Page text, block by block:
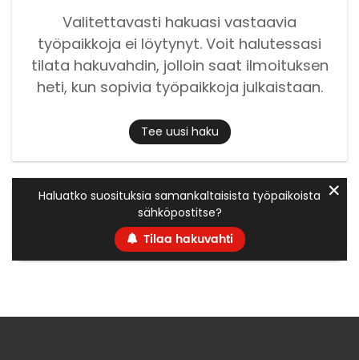
Valitettavasti hakuasi vastaavia
työpaikkoja ei löytynyt. Voit halutessasi
tilata hakuvahdin, jolloin saat ilmoituksen
heti, kun sopivia työpaikkoja julkaistaan.
Tee uusi haku
Haluatko suosituksia samankaltaisista työpaikoista
sähköpostitse?
Tilaa hakuvahti
✕